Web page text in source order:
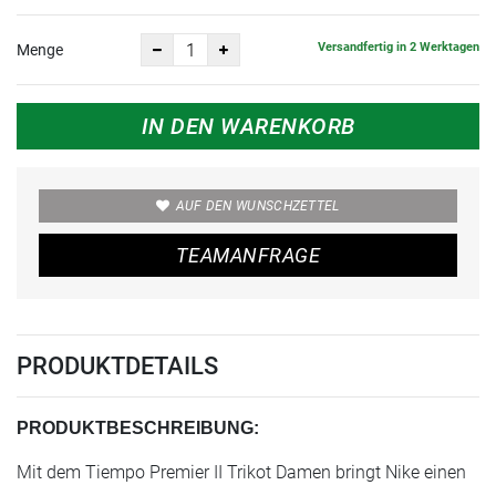
Menge Versandfertig in 2 Werktagen
IN DEN WARENKORB
AUF DEN WUNSCHZETTEL
TEAMANFRAGE
PRODUKTDETAILS
PRODUKTBESCHREIBUNG:
Mit dem Tiempo Premier II Trikot Damen bringt Nike einen